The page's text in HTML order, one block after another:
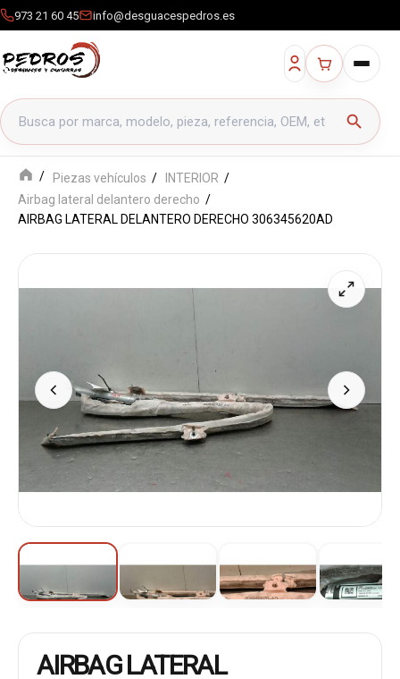
973 21 60 45 info@desguacespedros.es
Buscar productos
search
Piezas vehículos
INTERIOR
Airbag lateral delantero derecho
AIRBAG LATERAL DELANTERO DERECHO 306345620AD
AIRBAG LATERAL